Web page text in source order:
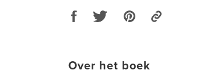
Over het boek